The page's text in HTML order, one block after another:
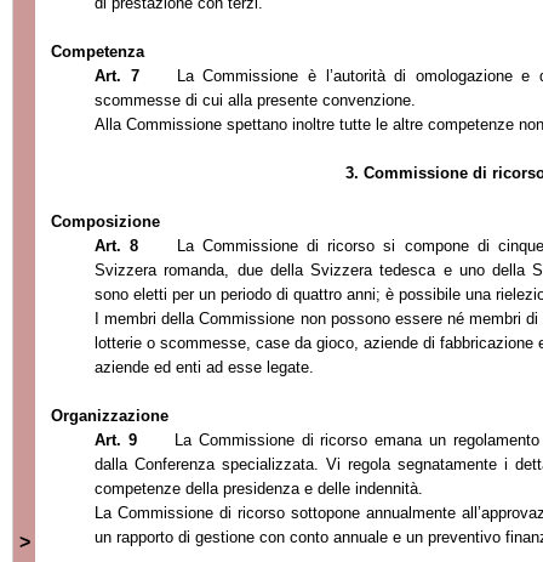
>
Competenza
Art. 7
La Commissione è l’autorità di omologazione
scommesse di cui alla presente convenzione.
Alla Commissione spettano inoltre tutte le altre competenze
3. Commissione di
Composizione
Art. 8
La Commissione di ricorso si compone di
Svizzera romanda, due della Svizzera tedesca e uno della
sono eletti per un periodo di quattro anni; è possibile una riel
I membri della Commissione non possono essere né membri
lotterie o scommesse, case da gioco, aziende di
aziende ed enti ad esse legate.
Organizzazione
Art. 9
La Commissione di ricorso emana un
dalla Conferenza specializzata. Vi regola segnatamente i
competenze dell a presidenza e delle indennità.
La Commissione di ricorso sottopone annualmente
un rapporto di gestione con conto annuale e un preventivo